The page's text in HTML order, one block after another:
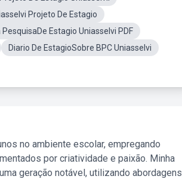
Projeto De Estagio
PesquisaDe Estagio Uniasselvi PDF
Diario De EstagioSobre BPC Uniasselvi
no ambiente escolar, empregando
por criatividade e paixão. Minha
geração notável, utilizando abordagens